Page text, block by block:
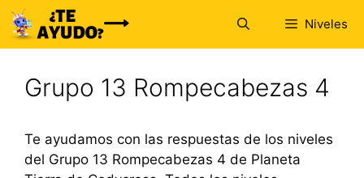
Saltar
al
contenido
Niveles
Grupo 13 Rompecabezas 4
Te ayudamos con las respuestas de los niveles
del Grupo 13 Rompecabezas 4 de Planeta